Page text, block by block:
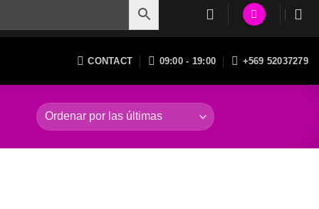
CONTACT 09:00 - 19:00 +569 52037279